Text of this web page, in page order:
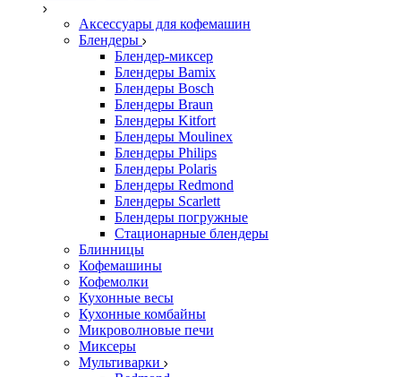
Аксессуары для кофемашин
Блендеры
Блендер-миксер
Блендеры Bamix
Блендеры Bosch
Блендеры Braun
Блендеры Kitfort
Блендеры Moulinex
Блендеры Philips
Блендеры Polaris
Блендеры Redmond
Блендеры Scarlett
Блендеры погружные
Стационарные блендеры
Блинницы
Кофемашины
Кофемолки
Кухонные весы
Кухонные комбайны
Микроволновые печи
Миксеры
Мультиварки